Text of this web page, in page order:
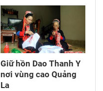
Giữ hồn Dao Thanh Y
nơi vùng cao Quảng
La